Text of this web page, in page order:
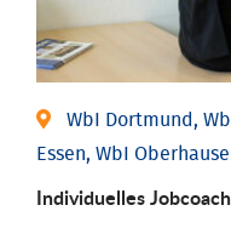
WbI Dortmund,
Essen, WbI
Individu­elles